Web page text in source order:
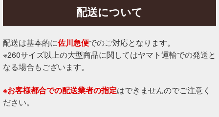
配送について
配送は基本的に佐川急便でのご対応となります。
※260サイズ以上の大型商品に関してはヤマト運輸での発送と
なる場合もございます。
※お客様都合での配送業者の指定はできませんのでご注意く
ださい。